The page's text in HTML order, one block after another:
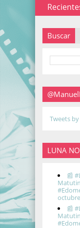
Buscar
Tweets
LUNA
📰
octubre
📰